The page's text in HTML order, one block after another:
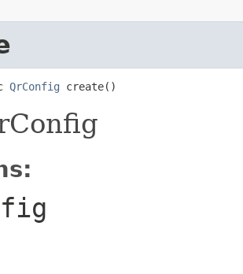
QrConfig create()